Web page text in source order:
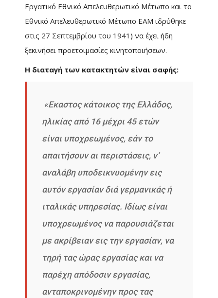
Εργατικό Εθνικό Απελευθερωτικό Μέτωπο και το
Εθνικό Απελευθερωτικό Μέτωπο ΕΑΜ ιδρύθηκε
στις 27 Σεπτεμβρίου του 1941) να έχει ήδη
ξεκινήσει προετοιμασίες κινητοποιήσεων.
Η διαταγή των κατακτητών είναι σαφής:
«Εκαστος κάτοικος της Ελλάδος,
ηλικίας από 16 μέχρι 45 ετών
είναι υποχρεωμένος, εάν το
απαιτήσουν αι περιστάσεις, ν’
αναλάβη υποδεικνυομένην εις
αυτόν εργασίαν διά γερμανικάς ή
ιταλικάς υπηρεσίας. Ιδίως είναι
υποχρεωμένος να παρουσιάζεται
με ακρίβειαν εις την εργασίαν, να
τηρή τας ώρας εργασίας και να
παρέχη απόδοσιν εργασίας,
ανταποκρινομένην προς τας